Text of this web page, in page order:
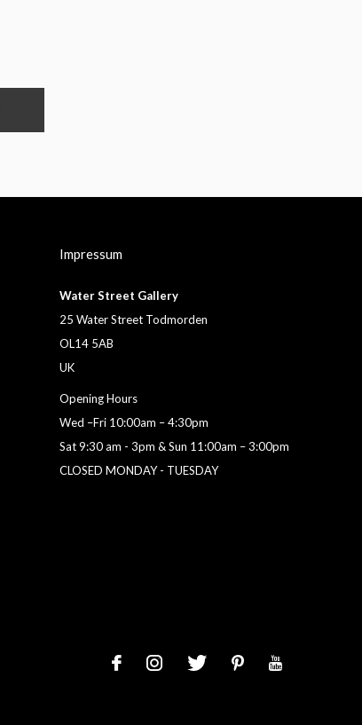
Impressum
Water Street Gallery
25 Water Street Todmorden
OL14 5AB
UK
Opening Hours
Wed –Fri 10:00am – 4:30pm
Sat 9:30 am - 3pm & Sun 11:00am – 3:00pm
CLOSED MONDAY - TUESDAY